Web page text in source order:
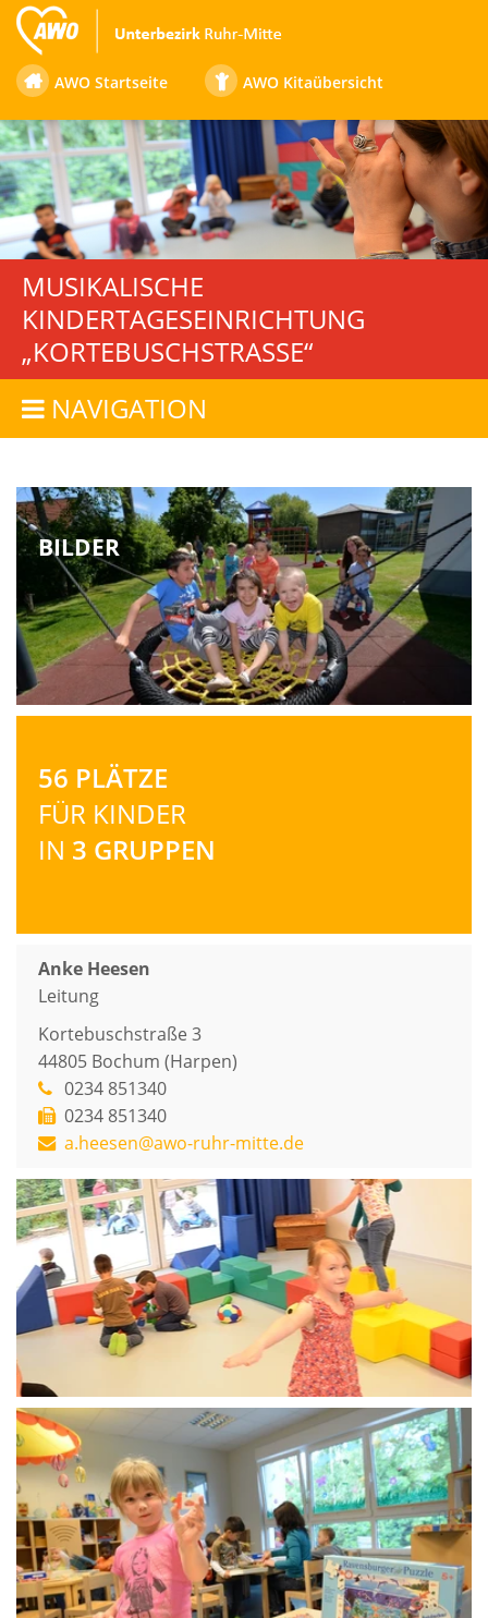
AWO Startseite AWO Kitaübersicht
MUSIKALISCHE
KINDERTAGESEINRICHTUNG
„KORTEBUSCHSTRASSE“
NAVIGATION
BILDER
56 PLÄTZE
FÜR KINDER
IN 3 GRUPPEN
Anke Heesen
Leitung
Kortebuschstraße 3
44805 Bochum (Harpen)
0234 851340
0234 851340
a.heesen@awo-ruhr-mitte.de